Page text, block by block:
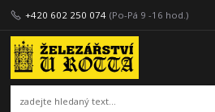
+420 602 250 074 (Po-Pá 9 -16 hod.)